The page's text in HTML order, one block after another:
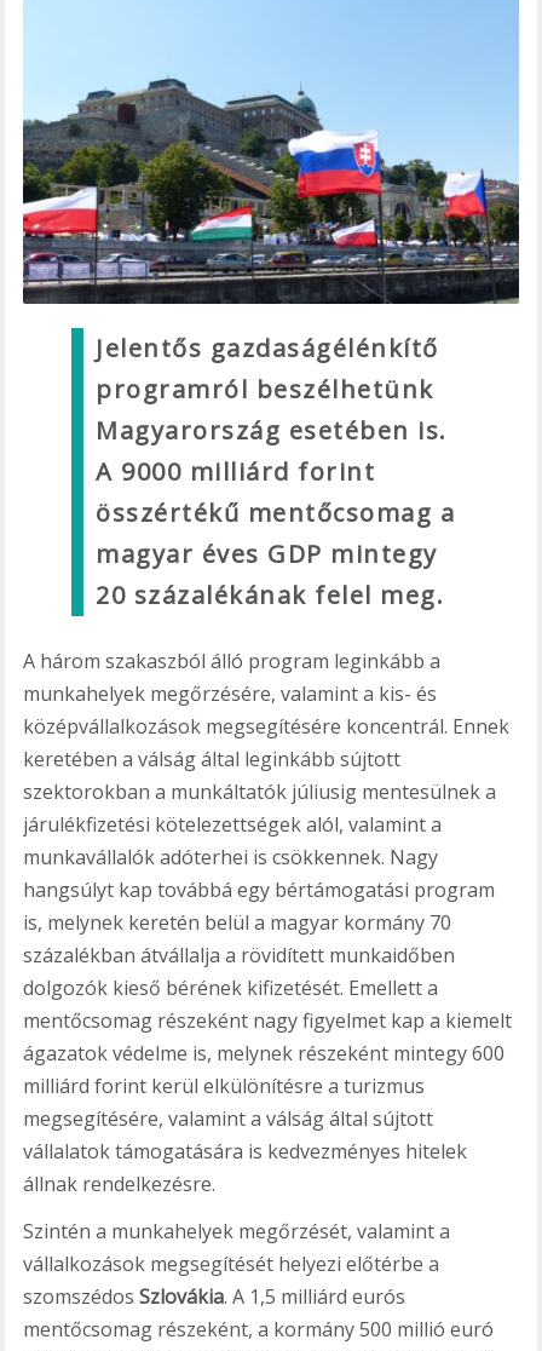
Jelentős gazdaságélénkítő
programról beszélhetünk
Magyarország esetében is.
A 9000 milliárd forint
összértékű mentőcsomag a
magyar éves GDP mintegy
20 százalékának felel meg.
A három szakaszból álló program leginkább a
munkahelyek megőrzésére, valamint a kis- és
középvállalkozások megsegítésére koncentrál. Ennek
keretében a válság által leginkább sújtott
szektorokban a munkáltatók júliusig mentesülnek a
járulékfizetési kötelezettségek alól, valamint a
munkavállalók adóterhei is csökkennek. Nagy
hangsúlyt kap továbbá egy bértámogatási program
is, melynek keretén belül a magyar kormány 70
százalékban átvállalja a rövidített munkaidőben
dolgozók kieső bérének kifizetését. Emellett a
mentőcsomag részeként nagy figyelmet kap a kiemelt
ágazatok védelme is, melynek részeként mintegy 600
milliárd forint kerül elkülönítésre a turizmus
megsegítésére, valamint a válság által sújtott
vállalatok támogatására is kedvezményes hitelek
állnak rendelkezésre.
Szintén a munkahelyek megőrzését, valamint a
vállalkozások megsegítését helyezi előtérbe a
szomszédosSzlovákia. A 1,5 milliárd eurós
mentőcsomag részeként, a kormány 500 millió euró